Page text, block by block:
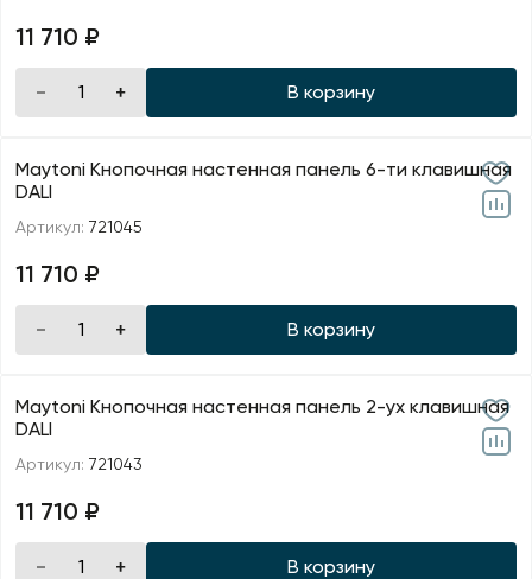
11 710 ₽
В корзину
Maytoni Кнопочная настенная панель 6-ти клавишная
DALI
Артикул: 721045
11 710 ₽
В корзину
Maytoni Кнопочная настенная панель 2-ух клавишная
DALI
Артикул: 721043
11 710 ₽
В корзину